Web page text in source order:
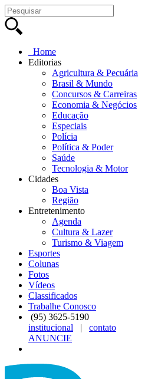
Home
Editorias
Agricultura & Pecuária
Brasil & Mundo
Concursos & Carreiras
Economia & Negócios
Educação
Especiais
Polícia
Política & Poder
Saúde
Tecnologia & Motor
Cidades
Boa Vista
Região
Entretenimento
Agenda
Cultura & Lazer
Turismo & Viagem
Esportes
Colunas
Fotos
Vídeos
Classificados
Trabalhe Conosco
(95) 3625-5190
institucional | contato
ANUNCIE